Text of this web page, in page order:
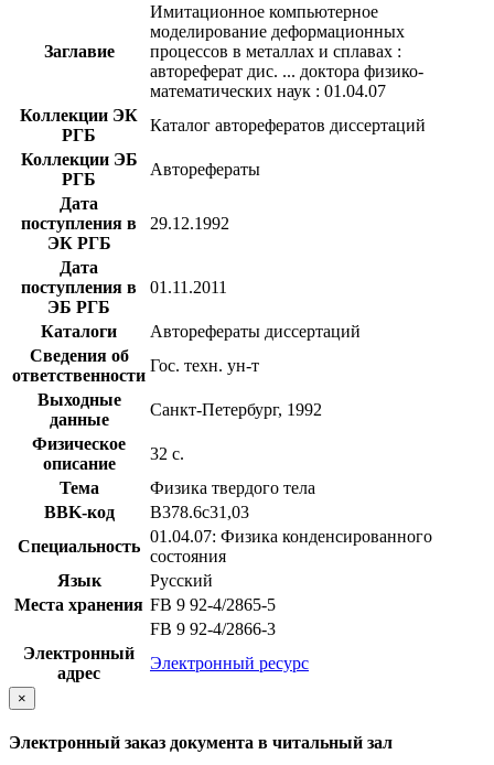
Заглавие
Имитационное компьютерное
моделирование деформационных
процессов в металлах и сплавах :
автореферат дис. ... доктора физико-
математических наук : 01.04.07
Коллекции ЭК
РГБ
Каталог авторефератов диссертаций
Коллекции ЭБ
РГБ
Авторефераты
Дата
поступления в
ЭК РГБ
29.12.1992
Дата
поступления в
ЭБ РГБ
01.11.2011
Каталоги
Авторефераты диссертаций
Сведения об
ответственности
Гос. техн. ун-т
Выходные
данные
Санкт-Петербург, 1992
Физическое
описание
32 с.
Тема
Физика твердого тела
BBK-код
В378.6с31,03
Специальность
01.04.07: Физика конденсированного
состояния
Язык
Русский
Места хранения FB 9 92-4/2865-5
FB 9 92-4/2866-3
Электронный
адрес
Электронный ресурс
×
Электронный заказ документа в читальный зал